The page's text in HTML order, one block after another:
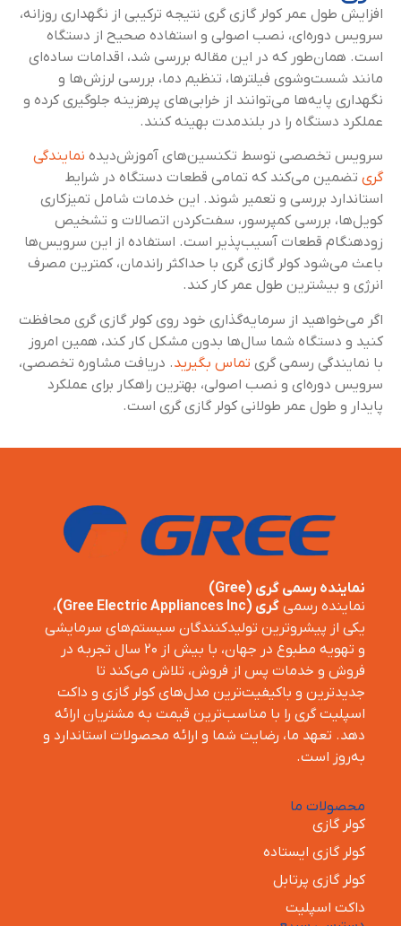
افزایش طول عمر کولر گازی گری نتیجه ترکیبی از نگهداری روزانه،
سرویس دوره‌ای، نصب اصولی و استفاده صحیح از دستگاه
است. همان‌طور که در این مقاله بررسی شد، اقدامات ساده‌ای
مانند شست‌وشوی فیلترها، تنظیم دما، بررسی لرزش‌ها و
نگهداری پایه‌ها می‌توانند از خرابی‌های پرهزینه جلوگیری کرده و
عملکرد دستگاه را در بلندمدت بهینه کنند.
سرویس تخصصی توسط تکنسین‌های آموزش‌دیده نمایندگی
گری تضمین می‌کند که تمامی قطعات دستگاه در شرایط
استاندارد بررسی و تعمیر شوند. این خدمات شامل تمیزکاری
کویل‌ها، بررسی کمپرسور، سفت‌کردن اتصالات و تشخیص
زودهنگام قطعات آسیب‌پذیر است. استفاده از این سرویس‌ها
باعث می‌شود کولر گازی گری با حداکثر راندمان، کمترین مصرف
انرژی و بیشترین طول عمر کار کند.
اگر می‌خواهید از سرمایه‌گذاری خود روی کولر گازی گری محافظت
کنید و دستگاه شما سال‌ها بدون مشکل کار کند، همین امروز
با نمایندگی رسمی گری تماس بگیرید. دریافت مشاوره تخصصی،
سرویس دوره‌ای و نصب اصولی، بهترین راهکار برای عملکرد
پایدار و طول عمر طولانی کولر گازی گری است.
نماینده رسمی گری (Gree)
نماینده رسمی گری (Gree Electric Appliances Inc)
،
یکی از پیشروترین تولیدکنندگان سیستم‌های سرمایشی
و تهویه مطبوع در جهان، با بیش از ۲۰ سال تجربه در
فروش و خدمات پس از فروش، تلاش می‌کند تا
جدیدترین و باکیفیت‌ترین مدل‌های کولر گازی و داکت
اسپلیت گری را با مناسب‌ترین قیمت به مشتریان ارائه
دهد. تعهد ما، رضایت شما و ارائه محصولات استاندارد و
به‌روز است.
محصولات ما
کولر گازی
کولر گازی ایستاده
کولر گازی پرتابل
داکت اسپلیت